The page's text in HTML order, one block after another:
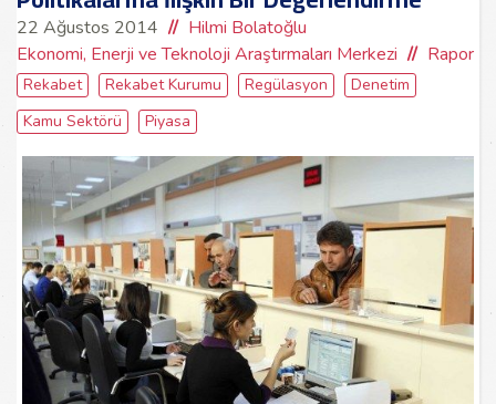
22 Ağustos 2014
Hilmi Bolatoğlu
Ekonomi, Enerji ve Teknoloji Araştırmaları Merkezi
Rapor
Rekabet Rekabet Kurumu Regülasyon
Denetim
Kamu Sektörü
Piyasa